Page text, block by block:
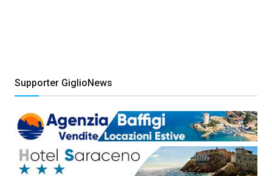
Supporter GiglioNews